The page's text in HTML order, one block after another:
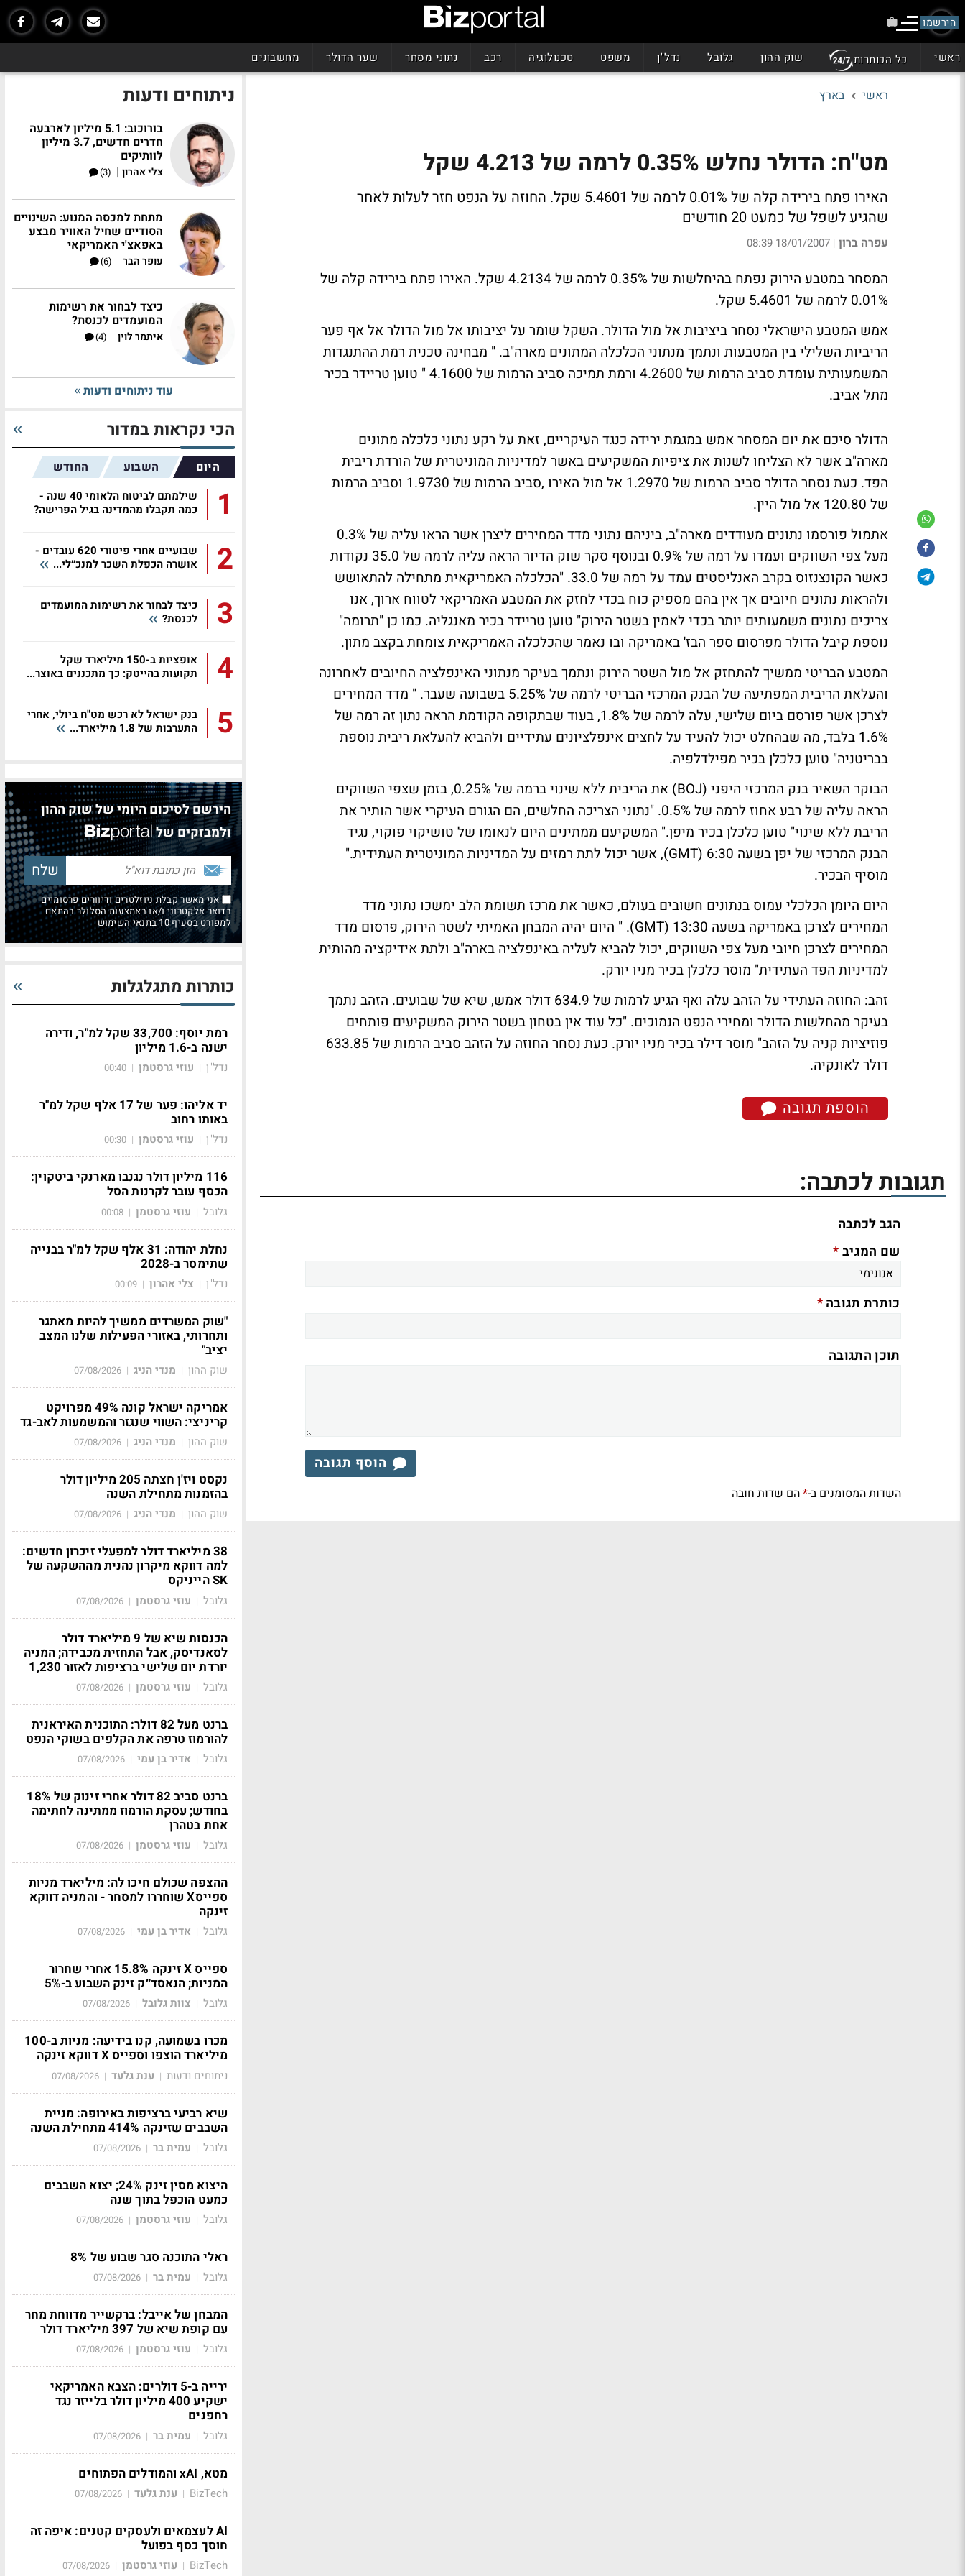
הירשמו
ראשי כל הכותרות שוק ההון גלובל נדל"ן משפט טכנולוגיה רכב נתוני מסחר שער הדולר מחשבונים
ראשי בארץ
מט"ח: הדולר נחלש 0.35% לרמה של 4.213 שקל
האירו פתח בירידה קלה של 0.01% לרמה של 5.4601 שקל. החוזה על הנפט חזר לעלות לאחר
שהגיע לשפל של כמעט 20 חודשים
עפרה ברון |
18/01/2007 08:39
המסחר במטבע הירוק נפתח בהיחלשות של 0.35% לרמה של 4.2134 שקל. האירו פתח בירידה קלה של
0.01% לרמה של 5.4601 שקל.
אמש המטבע הישראלי נסחר ביציבות אל מול הדולר. השקל שומר על יציבותו אל מול הדולר אל אף פער
הריביות השלילי בין המטבעות ונתמך מנתוני הכלכלה המתונים מארה"ב. " מבחינה טכנית רמת ההתנגדות
המשמעותית עומדת סביב הרמות של 4.2600 ורמת תמיכה סביב הרמות של 4.1600 " טוען טריידר בכיר
מתל אביב.
הדולר סיכם את יום המסחר אמש במגמת ירידה כנגד העיקריים, זאת על רקע נתוני כלכלה מתונים
מארה"ב אשר לא הצליחו לשנות את ציפיות המשקיעים באשר למדיניות המוניטרית של הורדת ריבית
הפד. כעת נסחר הדולר סביב הרמות של 1.2970 אל מול האירו ,סביב הרמות של 1.9730 וסביב הרמות
של 120.80 אל מול היין.
אתמול פורסמו נתונים מעודדים מארה"ב, ביניהם נתוני מדד המחירים ליצרן אשר הראו עליה של 0.3%
מעל צפי השווקים ועמדו על רמה של 0.9% ובנוסף סקר שוק הדיור הראה עליה לרמה של 35.0 נקודות
כאשר הקונצנזוס בקרב האנליסטים עמד על רמה של 33.0. "הכלכלה האמריקאית מתחילה להתאושש
ולהראות נתונים חיובים אך אין בהם מספיק כוח בכדי לחזק את המטבע האמריקאי לטווח ארוך, אנו
צריכים נתונים משמעותים יותר בכדי לאמין בשטר הירוק" טוען טריידר בכיר מאנגליה. כמו כן "תרומה"
נוספת קיבל הדולר מפרסום ספר הבז' באמריקה ובו נאמר שהכלכלה האמריקאית צומחת בקצב מתון.
המטבע הבריטי ממשיך להתחזק אל מול השטר הירוק ונתמך בעיקר מנתוני האינפלציה החיובים לאחרונה
והעלאת הריבית המפתיעה של הבנק המרכזי הבריטי לרמה של 5.25% בשבועה שעבר. " מדד המחירים
לצרכן אשר פורסם ביום שלישי, עלה לרמה של 1.8%, בעוד שבתקופה הקודמת הראה נתון זה רמה של
1.6% בלבד, מה שבהחלט יכול להעיד על לחצים אינפלציונים עתידיים ולהביא להעלאת ריבית נוספת
בבריטניה" טוען כלכלן בכיר מפילדלפיה.
הבוקר השאיר בנק המרכזי היפני (BOJ) את הריבית ללא שינוי ברמה של 0.25%, בזמן שצפי השווקים
הראה עליה של רבע אחוז לרמה של 0.5%. "נתוני הצריכה החלשים, הם הגורם העיקרי אשר הותיר את
הריבת ללא שינוי" טוען כלכלן בכיר מיפן." המשקיעם ממתינים היום לנאומו של טושיקוי פוקוי, נגיד
הבנק המרכזי של יפן בשעה 6:30 (GMT), אשר יכול לתת רמזים על המדיניות המוניטרית העתידית."
מוסיף הבכיר.
היום היומן הכלכלי עמוס בנתונים חשובים בעולם, כאשר את מרכז תשומת הלב ימשכו נתוני מדד
המחירים לצרכן באמריקה בשעה 13:30 (GMT). " היום יהיה המבחן האמיתי לשטר הירוק, פרסום מדד
המחירים לצרכן חיובי מעל צפי השווקים, יכול להביא לעליה באינפלציה בארה"ב ולתת אידיקציה מהותית
למדיניות הפד העתידית" מוסר כלכלן בכיר מניו יורק.
זהב: החוזה העתידי על הזהב עלה ואף הגיע לרמות של 634.9 דולר אמש, שיא של שבועים. הזהב נתמך
בעיקר מהחלשות הדולר ומחירי הנפט הנמוכים. "כל עוד אין בטחון בשטר הירוק המשקיעים פותחים
פוזיציות קניה על הזהב" מוסר דילר בכיר מניו יורק. כעת נסחר החוזה על הזהב סביב הרמות של 633.85
דולר לאונקיה.
הוספת תגובה
תגובות לכתבה:
הגב לכתבה
שם המגיב*
כותרת תגובה*
תוכן התגובה
הוסף תגובה
השדות המסומנים ב-*הם שדות חובה
ניתוחים ודעות
בורוכוב: 5.1 מיליון לארבעה
חדרים חדשים, 3.7 מיליון
לוותיקים
צלי אהרון |
(3)
מתחת למכסה המנוע: השינויים
הסודיים שחיל האוויר מבצע
באפאצ'י האמריקאי
עופר הבר |
(6)
כיצד לבחור את רשימות
המועמדים לכנסת?
איתמר לוין |
(4)
עוד ניתוחים ודעות
הכי נקראות במדור
היום השבוע החודש
1
שילמתם לביטוח הלאומי 40 שנה -
כמה תקבלו מהמדינה בגיל הפרישה?
2
שבועיים אחרי פיטורי 620 עובדים -
אושרה הכפלת השכר למנכ״לי...
3
כיצד לבחור את רשימות המועמדים
לכנסת?
4
אופציות ב-150 מיליארד שקל
תקועות בהייטק: כך מתכננים באוצר...
5
בנק ישראל לא רכש מט"ח ביולי, אחרי
התערבות של 1.8 מיליארד...
הירשם לסיכום היומי של שוק ההון
ולמבזקים של
אני מאשר קבלת ניוזלטרים ודיוורים פרסומיים
בדואר אלקטרוני ו/או באמצעות הסלולר בהתאם
למפורט בסעיף 10 בתנאי השימוש
כותרות מתגלגלות
רמת יוסף: 33,700 שקל למ"ר, ודירה
ישנה ב-1.6 מיליון
נדל"ן | עוזי גרסטמן |
00:40
יד אליהו: פער של 17 אלף שקל למ"ר
באותו רחוב
נדל"ן | עוזי גרסטמן |
00:30
116 מיליון דולר נגנבו מארנקי ביטקוין:
הכסף עובר לקרנות הסל
גלובל | עוזי גרסטמן |
00:08
נחלת יהודה: 31 אלף שקל למ"ר בבנייה
שתימסר ב-2028
נדל"ן | צלי אהרון |
00:09
"שוק המשרדים ממשיך להיות מאתגר
ותחרותי, באזורי הפעילות שלנו המצב
יציב"
שוק ההון | מנדי הניג |
07/08/2026
אמריקה ישראל קונה 49% מפרויקט
קריניצי: השווי שנגזר והמשמעות לאב-גד
שוק ההון | מנדי הניג |
07/08/2026
נקסט ויז'ן חצתה 205 מיליון דולר
בהזמנות מתחילת השנה
שוק ההון | מנדי הניג |
07/08/2026
38 מיליארד דולר למפעלי זיכרון חדשים:
למה דווקא מיקרון נהנית מההשקעה של
SK הייניקס
גלובל | עוזי גרסטמן |
07/08/2026
הכנסות שיא של 9 מיליארד דולר
לסאנדיסק, אבל התחזית מכבידה; המניה
יורדת יום שלישי ברציפות לאזור 1,230
גלובל | עוזי גרסטמן |
07/08/2026
ברנט מעל 82 דולר: התוכנית האיראנית
להורמוז טרפה את הקלפים בשוקי הנפט
גלובל | אדיר בן עמי |
07/08/2026
ברנט סביב 82 דולר אחרי זינוק של 18%
בחודש; עסקת הורמוז ממתינה לחתימה
אחת בטהרן
גלובל | עוזי גרסטמן |
07/08/2026
ההצפה שכולם חיכו לה: מיליארד מניות
ספייסX שוחררו למסחר - והמניה דווקא
זינקה
גלובל | אדיר בן עמי |
07/08/2026
ספייס X זינקה 15.8% אחרי שחרור
המניות; הנאסד״ק זינק השבוע ב-5%
גלובל | צוות גלובל |
07/08/2026
מכרו בשמועה, קנו בידיעה: מניות ב-100
מיליארד הוצפו וספייס X דווקא זינקה
ניתוחים ודעות | ענת גלעד |
07/08/2026
שיא רביעי ברציפות באירופה: מניית
השבבים שזינקה 414% מתחילת השנה
גלובל | עמית בר |
07/08/2026
היצוא מסין זינק 24%; יצוא השבבים
כמעט הוכפל בתוך שנה
גלובל | עוזי גרסטמן |
07/08/2026
ראלי התוכנה סגר שבוע של 8%
גלובל | עמית בר |
07/08/2026
המבחן של אייבל: ברקשייר מדווחת מחר
עם קופת שיא של 397 מיליארד דולר
גלובל | עוזי גרסטמן |
07/08/2026
ירייה ב-5 דולרים: הצבא האמריקאי
ישקיע 400 מיליון דולר בלייזר נגד
רחפנים
גלובל | עמית בר |
07/08/2026
מטא, xAI והמודלים הפתוחים
BizTech
| ענת גלעד |
07/08/2026
AI לעצמאים ולעסקים קטנים: איפה זה
חוסך כסף בפועל
BizTech
| עוזי גרסטמן |
07/08/2026